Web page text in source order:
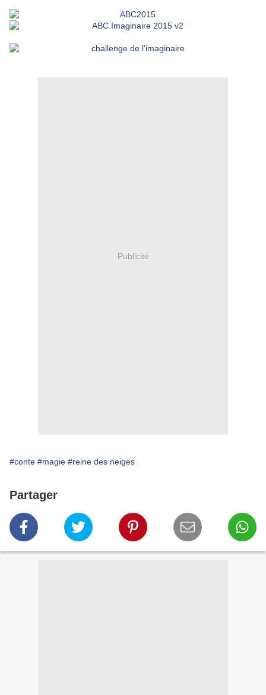
Publicité
#conte #magie #reine des neiges
Partager